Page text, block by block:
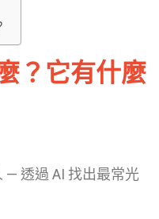
？它有什麼
— 透過 AI 找出最常光